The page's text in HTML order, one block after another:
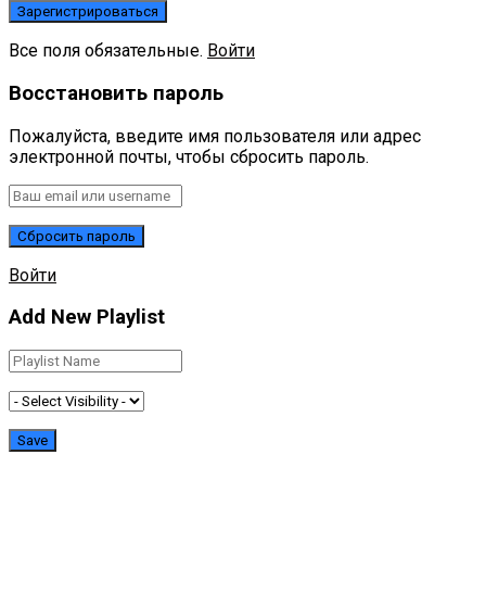
Все поля обязательные. Войти
Восстановить пароль
Пожалуйста, введите имя пользователя или адрес
электронной почты, чтобы сбросить пароль.
Войти
Add New Playlist